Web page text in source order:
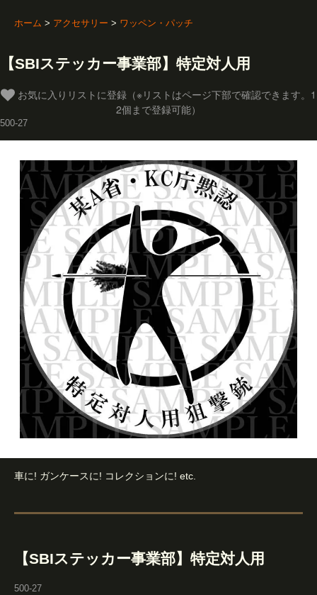
ホーム > アクセサリー > ワッペン・パッチ
【SBIステッカー事業部】特定対人用
2個まで登録可能）
500-27
車に! ガンケースに! コレクションに! etc.
【SBIステッカー事業部】特定対人用
500-27